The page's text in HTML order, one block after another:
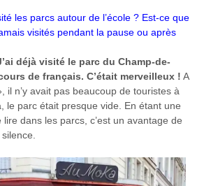
les parcs autour de l’école ? Est-ce que
visités pendant la pause ou après
déjà visité le parc du Champ-de-
de français. C’était merveilleux ! A
il n’y avait pas beaucoup de touristes à
le parc était presque vide. En étant une
dans les parcs, c’est un avantage de